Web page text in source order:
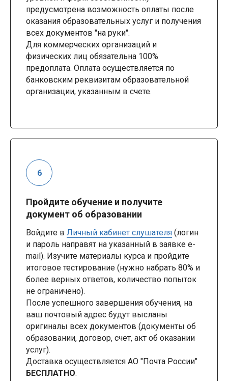
предусмотрена возможность оплаты после
оказания образовательных услуг и получения
всех документов "на руки".
Для коммерческих организаций и
физических лиц обязательна 100%
предоплата. Оплата осуществляется по
банковским реквизитам образовательной
организации, указанным в счете.
Пройдите обучение и получите
документ об образовании
Войдите в Личный кабинет слушателя (логин
и пароль направят на указанный в заявке e-
mail). Изучите материалы курса и пройдите
итоговое тестирование (нужно набрать 80% и
более верных ответов, количество попыток
не ограничено).
После успешного завершения обучения, на
ваш почтовый адрес будут высланы
оригиналы всех документов (документы об
образовании, договор, счет, акт об оказании
услуг).
Доставка осуществляется АО "Почта России"
БЕСПЛАТНО.